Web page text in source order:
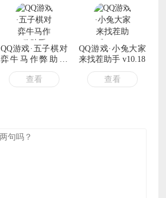
QQ游戏·五子棋对
弈牛马作弊助手
查看
QQ游戏·小兔大家
来找茬助手 v10.18
查看